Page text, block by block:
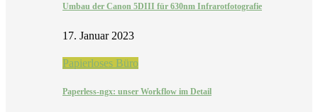
Umbau der Canon 5DIII für 630nm Infrarotfotografie
17. Januar 2023
Papierloses Büro
Paperless-ngx: unser Workflow im Detail